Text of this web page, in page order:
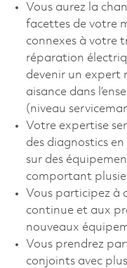
Vous aurez la
facettes de votre
connexes à votre
réparation
devenir un expert
aisance dans
(niveau
Votre expertise
des diagnostics
sur des
comportant
Vous participez à
continue et aux
nouveaux
Vous prendrez
conjoints avec